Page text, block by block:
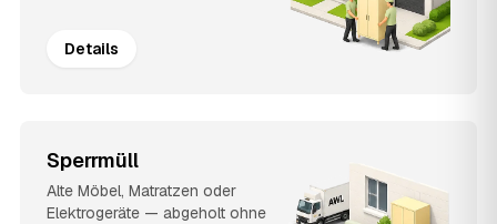
Details
Sperrmüll
Alte Möbel, Matratzen oder
Elektrogeräte — abgeholt ohne